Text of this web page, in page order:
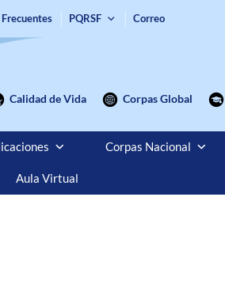
PQRSF Correo
Calidad de Vida Corpas Global
Corpas Nacional
Aula Virtual